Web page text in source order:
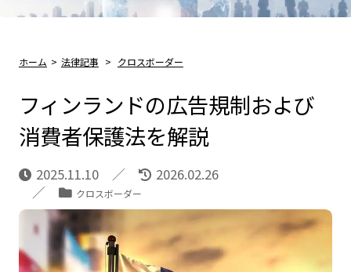
ホーム > 法律記事 > クロスボーダー
フィンランドの広告規制および
消費者保護法を解説
2025.11.10 2026.02.26
クロスボーダー